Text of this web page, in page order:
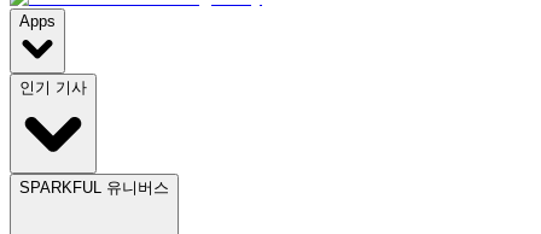
Apps
인기 기사
SPARKFUL 유니버스